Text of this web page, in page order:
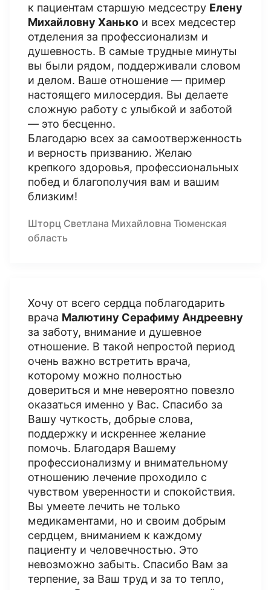
к пациентам старшую медсестру Елену
Михайловну Ханько и всех медсестер
отделения за профессионализм и
душевность. В самые трудные минуты
вы были рядом, поддерживали словом
и делом. Ваше отношение — пример
настоящего милосердия. Вы делаете
сложную работу с улыбкой и заботой
— это бесценно.
Благодарю всех за самоотверженность
и верность призванию. Желаю
крепкого здоровья, профессиональных
побед и благополучия вам и вашим
близким!
Шторц Светлана Михайловна Тюменская
область
Хочу от всего сердца поблагодарить
врача Малютину Серафиму Андреевну
за заботу, внимание и душевное
отношение. В такой непростой период
очень важно встретить врача,
которому можно полностью
довериться и мне невероятно повезло
оказаться именно у Вас. Спасибо за
Вашу чуткость, добрые слова,
поддержку и искреннее желание
помочь. Благодаря Вашему
профессионализму и внимательному
отношению лечение проходило с
чувством уверенности и спокойствия.
Вы умеете лечить не только
медикаментами, но и своим добрым
сердцем, вниманием к каждому
пациенту и человечностью. Это
невозможно забыть. Спасибо Вам за
терпение, за Ваш труд и за то тепло,